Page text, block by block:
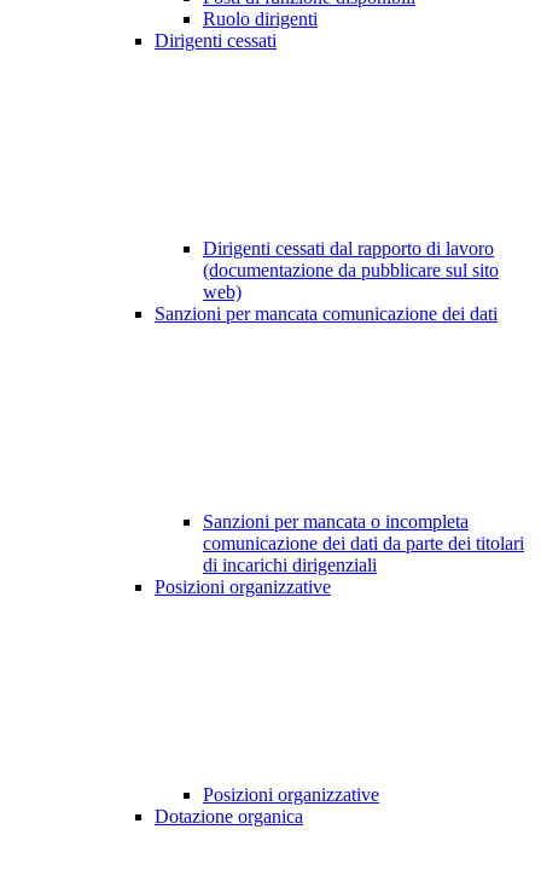
Ruolo dirigenti
Dirigenti cessati
Dirigenti cessati dal rapporto di lavoro
(documentazione da pubblicare sul sito
web)
Sanzioni per mancata comunicazione dei dati
Sanzioni per mancata o incompleta
comunicazione dei dati da parte dei titolari
di incarichi dirigenziali
Posizioni organizzative
Posizioni organizzative
Dotazione organica